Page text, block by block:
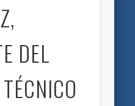
DEL